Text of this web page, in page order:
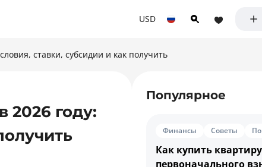
USD
ставки, субсидии и как получить
2026 году:
Популярное
Финансы Советы
Как купить
первоначального